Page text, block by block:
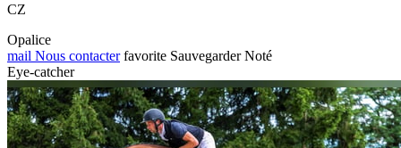
CZ
Opalice
mail Nous contacter favorite Sauvegarder Noté
Eye-catcher